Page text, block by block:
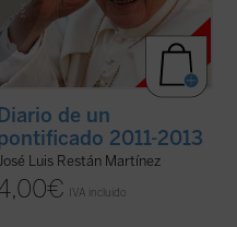
de un
2011-2013
Luis Restán Martínez
€ IVA incluido